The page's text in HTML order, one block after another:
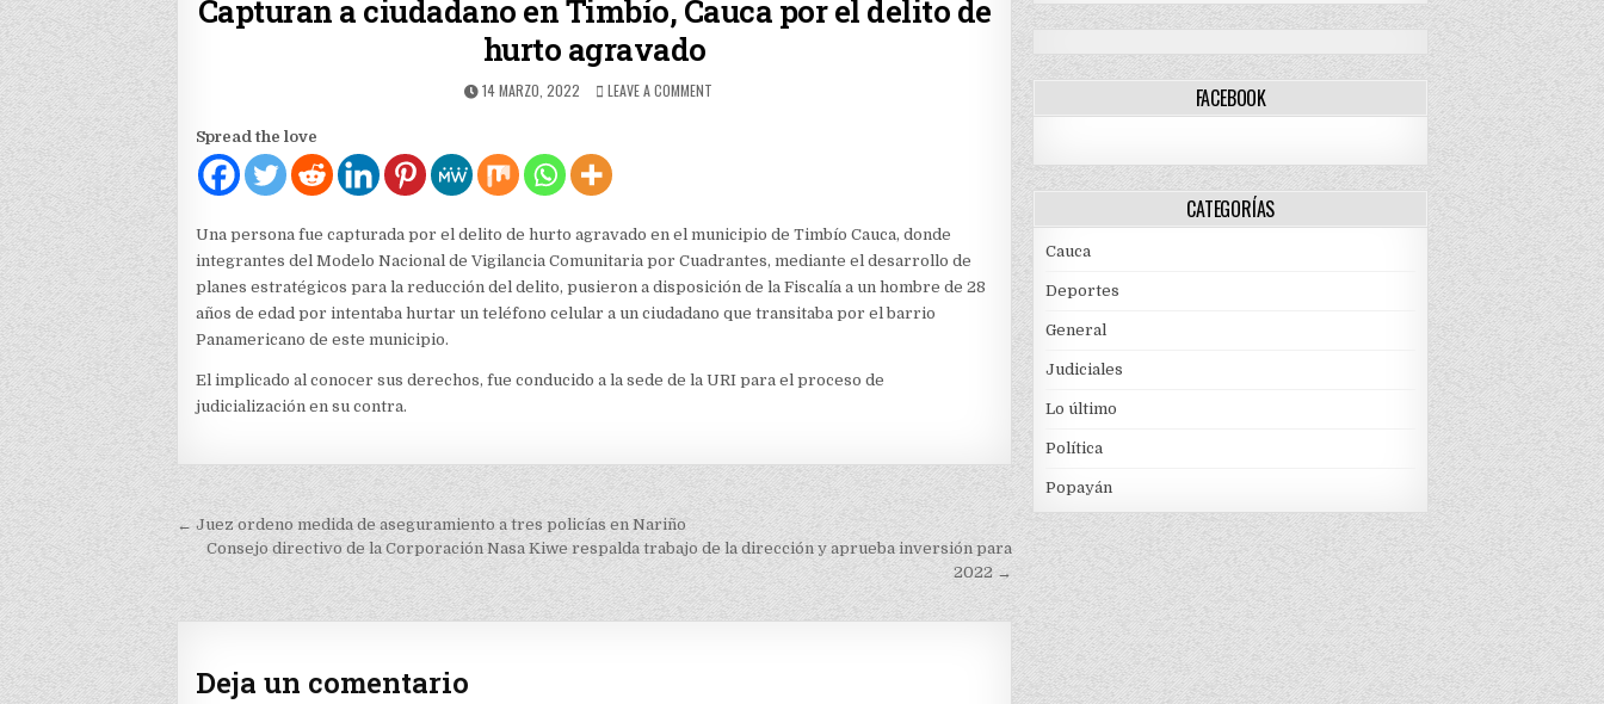
Capturan a ciudadano en Timbío, Cauca por el delito de
hurto agravado
PUBLISHED
14 MARZO, 2022 LEAVE A COMMENT
POR
EL
DELITO
DE
HURTO
Spread the love
Una persona fue capturada por el delito de hurto agravado en el municipio de Timbío Cauca, donde
integrantes del Modelo Nacional de Vigilancia Comunitaria por Cuadrantes, mediante el desarrollo de
planes estratégicos para la reducción del delito, pusieron a disposición de la Fiscalía a un hombre de 28
años de edad por intentaba hurtar un teléfono celular a un ciudadano que transitaba por el barrio
Panamericano de este municipio.
El implicado al conocer sus derechos, fue conducido a la sede de la URI para el proceso de
judicialización en su contra.
Navegación
de
← Juez ordeno medida de aseguramiento a tres policías en Nariño
Consejo directivo de la Corporación Nasa Kiwe respalda trabajo de la dirección y aprueba inversión para
2022 →
Deja un comentario
FACEBOOK
CATEGORÍAS
Cauca
Deportes
General
Judiciales
Lo último
Política
Popayán